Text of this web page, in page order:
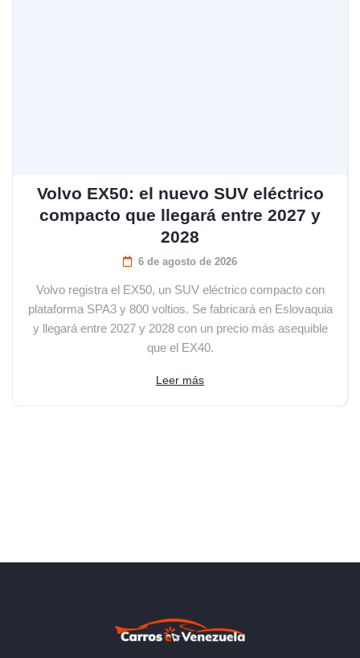
Volvo EX50: el nuevo SUV eléctrico
compacto que llegará entre 2027 y
2028
6 de agosto de 2026
Volvo registra el EX50, un SUV eléctrico compacto con
plataforma SPA3 y 800 voltios. Se fabricará en Eslovaquia
y llegará entre 2027 y 2028 con un precio más asequible
que el EX40.
Leer más